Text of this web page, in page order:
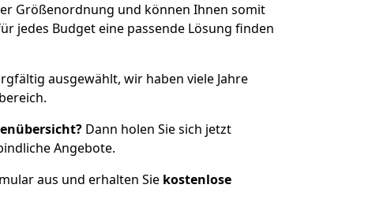
Größenordnung und können Ihnen somit
jedes Budget eine passende Lösung finden
ausgewählt, wir haben viele Jahre
Dann holen Sie sich jetzt
Angebote.
aus und erhalten Sie kostenlose